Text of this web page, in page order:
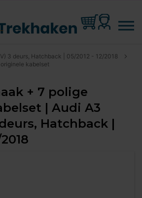
3 deurs, Hatchback | 05/2012 - 12/2018
kabelset
+ 7 polige
| Audi A3
Hatchback |